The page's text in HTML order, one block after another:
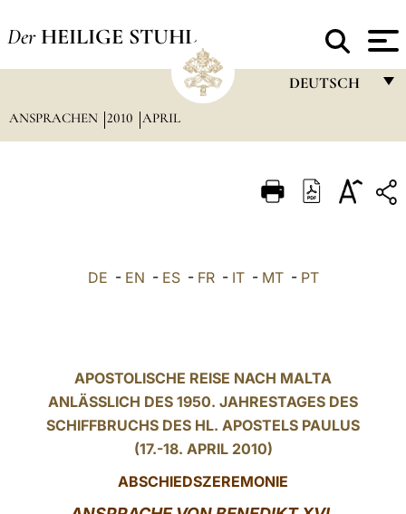
Der HEILIGE STUHL
DEUTSCH
ITALIANO
中文
LATINE
ANSPRACHEN 2010 APRIL
DE - EN - ES- FR- IT- MT- PT
APOSTOLISCHE REISE NACH MALTA
ANLÄSSLICH DES 1950. JAHRESTAGES DES
SCHIFFBRUCHS DES HL. APOSTELS PAULUS
(17.-18. APRIL 2010)
ABSCHIEDSZEREMONIE